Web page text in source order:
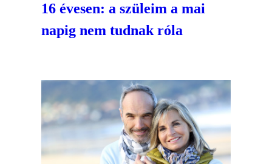
16 évesen: a szüleim a mai
napig nem tudnak róla